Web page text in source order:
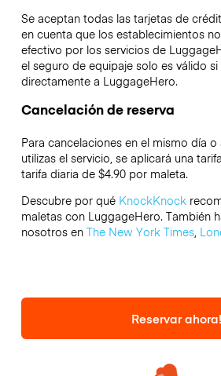
Se aceptan todas las tarjetas de
en cuenta que los establecimientos
efectivo por los servicios de
el seguro de equipaje solo es válido
directamente a LuggageHero.
Cancelación de reserva
Para cancelaciones en el mismo día o
utilizas el servicio, se aplicará una
tarifa diaria de $4.90 por maleta.
Descubre por qué KnockKnock
maletas con LuggageHero. También
nosotros en The New York Times,
Reservar ahora!